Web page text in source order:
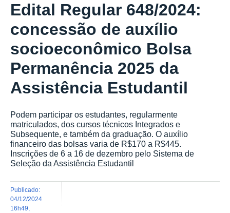
Edital Regular 648/2024:
concessão de auxílio
socioeconômico Bolsa
Permanência 2025 da
Assistência Estudantil
Podem participar os estudantes, regularmente
matriculados, dos cursos técnicos Integrados e
Subsequente, e também da graduação. O auxílio
financeiro das bolsas varia de R$170 a R$445.
Inscrições de 6 a 16 de dezembro pelo Sistema de
Seleção da Assistência Estudantil
publicado:
04/12/2024
16h49